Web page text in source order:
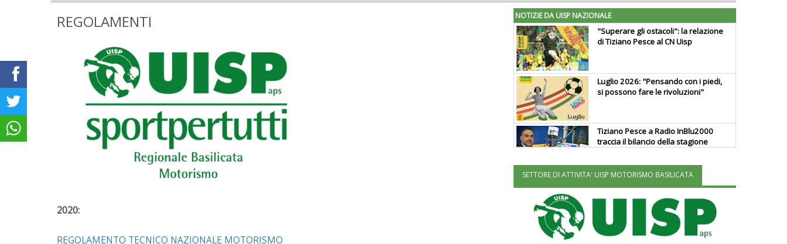
REGOLAMENTI
2020:
REGOLAMENTO TECNICO NAZIONALE MOTORISMO
NOTIZIE DA UISP NAZIONALE
"Superare gli ostacoli": la relazione
di Tiziano Pesce al CN Uisp
Luglio 2026: "Pensando con i piedi,
si possono fare le rivoluzioni"
Tiziano Pesce a Radio InBlu2000
traccia il bilancio della stagione
La formazione Uisp rallenta ma
SETTORE DI ATTIVITA' UISP MOTORISMO BASILICATA